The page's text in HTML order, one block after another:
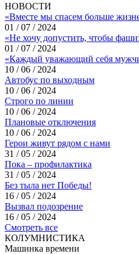
НОВОСТИ
«Вместе мы спасем больше
01 / 07 / 2024
«Не хочу допустить, чтобы
01 / 07 / 2024
«Каждый уважающий себя
10 / 06 / 2024
Автобус по выходным
10 / 06 / 2024
Строго по линии
10 / 06 / 2024
Плановые отключения
10 / 06 / 2024
Герои живут рядом с нами
31 / 05 / 2024
Пока – профилактика
31 / 05 / 2024
Без тыла нет Победы!
16 / 05 / 2024
Вызвал подозрение
16 / 05 / 2024
Смотреть все
КОЛУМНИСТИКА
Машинка времени